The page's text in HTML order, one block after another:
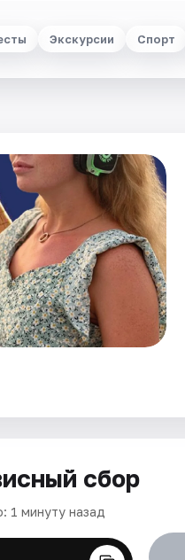
Экскурсии Спорт
сбор
1 минуту назад